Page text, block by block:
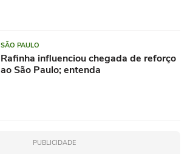
SÃO PAULO
Rafinha influenciou chegada de reforço
ao São Paulo; entenda
PUBLICIDADE